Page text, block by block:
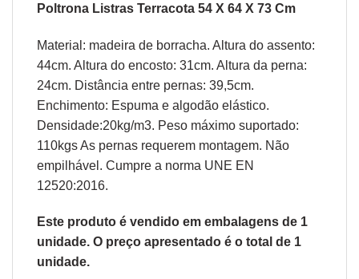
Poltrona Listras Terracota 54 X 64 X 73 Cm
Material: madeira de borracha. Altura do assento:
44cm. Altura do encosto: 31cm. Altura da perna:
24cm. Distância entre pernas: 39,5cm.
Enchimento: Espuma e algodão elástico.
Densidade:20kg/m3. Peso máximo suportado:
110kgs As pernas requerem montagem. Não
empilhável. Cumpre a norma UNE EN
12520:2016.
Este produto é vendido em embalagens de 1
unidade. O preço apresentado é o total de 1
unidade.